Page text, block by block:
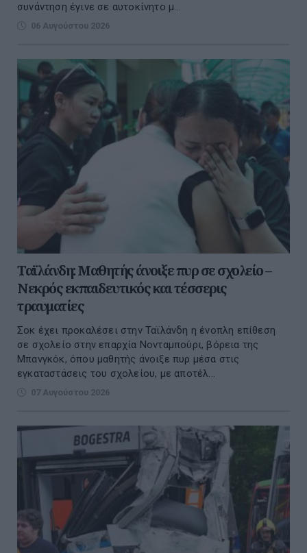
συνάντηση έγινε σε αυτοκίνητο μ...
06 Αυγούστου 2026
Ταϊλάνδη: Μαθητής άνοιξε πυρ σε σχολείο –
Νεκρός εκπαιδευτικός και τέσσερις
τραυματίες
Σοκ έχει προκαλέσει στην Ταϊλάνδη η ένοπλη επίθεση
σε σχολείο στην επαρχία Νονταμπούρι, βόρεια της
Μπανγκόκ, όπου μαθητής άνοιξε πυρ μέσα στις
εγκαταστάσεις του σχολείου, με αποτέλ...
07 Αυγούστου 2026